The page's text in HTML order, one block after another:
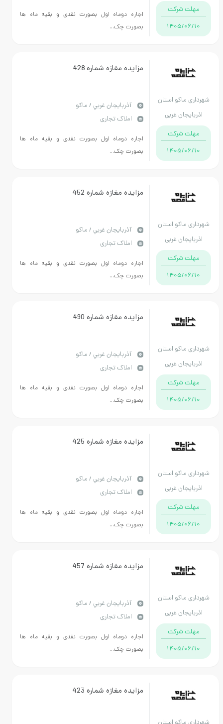
اجاره دوماه اول بصورت نقدی و بقیه ماه ها
بصورت چک...
استان
غربی
مزایده مغازه شماره 428
آذربايجان غربي / ماکو
املاک تجاری
اجاره دوماه اول بصورت نقدی و بقیه ماه ها
بصورت چک...
استان
غربی
مزایده مغازه شماره 452
آذربايجان غربي / ماکو
املاک تجاری
اجاره دوماه اول بصورت نقدی و بقیه ماه ها
بصورت چک...
استان
غربی
مزایده مغازه شماره 490
آذربايجان غربي / ماکو
املاک تجاری
اجاره دوماه اول بصورت نقدی و بقیه ماه ها
بصورت چک...
استان
غربی
مزایده مغازه شماره 425
آذربايجان غربي / ماکو
املاک تجاری
اجاره دوماه اول بصورت نقدی و بقیه ماه ها
بصورت چک...
استان
غربی
مزایده مغازه شماره 457
آذربايجان غربي / ماکو
املاک تجاری
اجاره دوماه اول بصورت نقدی و بقیه ماه ها
بصورت چک...
مزایده مغازه شماره 423